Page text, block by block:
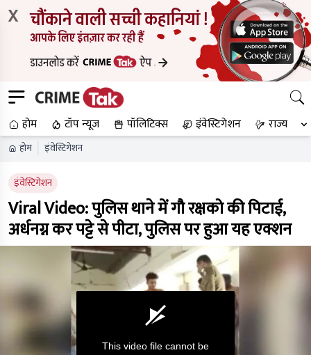
X
होम टॉप न्यूज पॉलिटिक्स इंवेस्टिगेशन राज्य
होम इंवेस्टिगेशन
इंवेस्टिगेशन
Viral Video: पुलिस थाने में गौ रक्षको की पिटाई,
अर्धनग्न कर पट्टे से पीटा, पुलिस पर हुआ यह एक्शन
This video file cannot be